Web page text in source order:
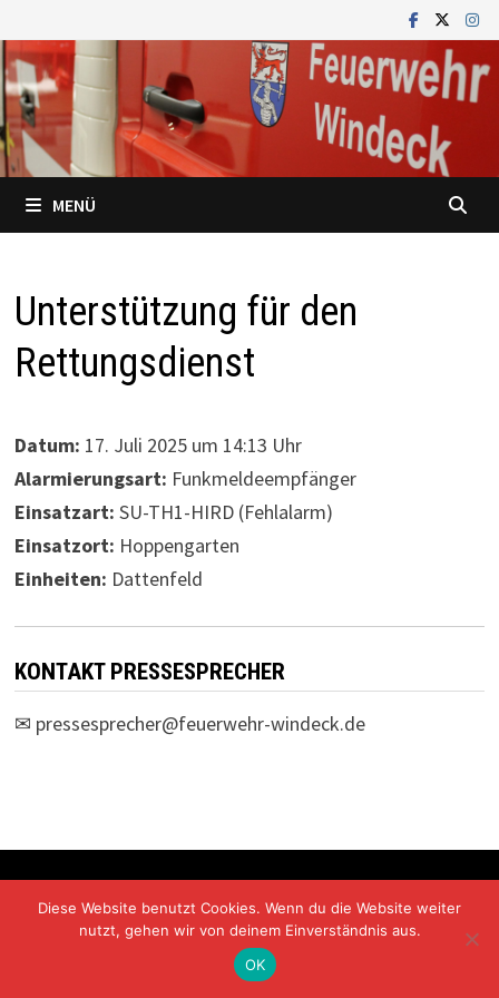
Inhalt
springen
MENÜ
Unterstützung für den
Rettungsdienst
Datum: 17. Juli 2025 um 14:13 Uhr
Alarmierungsart: Funkmeldeempfänger
Einsatzart: SU-TH1-HIRD (Fehlalarm)
Einsatzort: Hoppengarten
Einheiten: Dattenfeld
KONTAKT PRESSESPRECHER
✉ pressesprecher@feuerwehr-windeck.de
Freiwillige Feuerwehr Windeck Mit Stolz präsentiert von
WordPressundBam.
Diese Website benutzt Cookies. Wenn du die Website weiter
nutzt, gehen wir von deinem Einverständnis aus.
OK